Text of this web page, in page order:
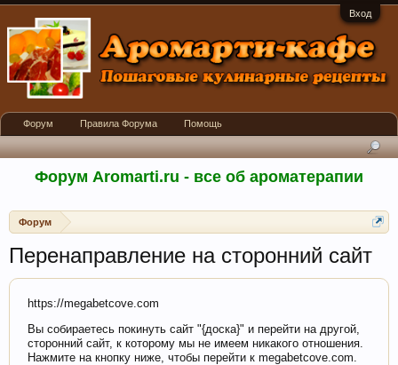
Вход
Форум Aromarti.ru - все об ароматерапии
Форум
Перенаправление на сторонний сайт
https://megabetcove.com
Вы собираетесь покинуть сайт "{доска}" и перейти на другой,
сторонний сайт, к которому мы не имеем никакого отношения.
Нажмите на кнопку ниже, чтобы перейти к megabetcove.com.
Форум Правила Форума Помощь